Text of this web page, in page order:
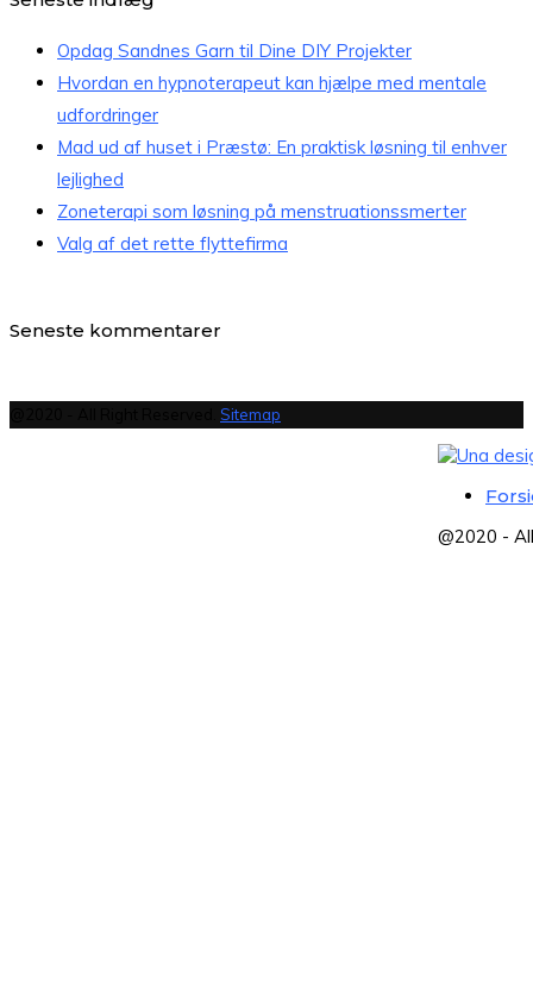
Opdag Sandnes Garn til Dine DIY Projekter
Hvordan en hypnoterapeut kan hjælpe med mentale
udfordringer
Mad ud af huset i Præstø: En praktisk løsning til enhver
lejlighed
Zoneterapi som løsning på menstruationssmerter
Valg af det rette flyttefirma
Seneste kommentarer
Sitemap
@2020 -